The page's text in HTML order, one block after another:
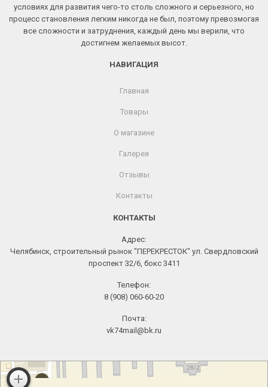
условиях для развития чего-то столь сложного и серьезного, но
процесс становления легким никогда не был, поэтому превозмогая
все сложности и затруднения, каждый день мы верили, что
достигнем желаемых высот.
НАВИГАЦИЯ
Главная
Товары
О магазине
Галерея
Отзывы
Контакты
КОНТАКТЫ
Адрес:
Челябинск, строительный рынок "ПЕРЕКРЕСТОК" ул. Свердловский
проспект 32/6, бокс 3411
Телефон:
8 (908) 060-60-20
Почта:
vk74mail@bk.ru